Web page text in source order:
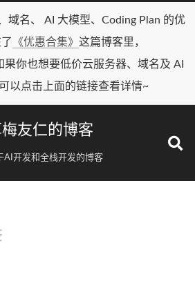
域名、 AI 大模型、Coding Plan 的优
《优惠合集》 这篇博客里，
果你也想要低价云服务器、域名及 AI
以点击上面的链接查看详情~
友仁的博客
AI开发和全栈开发的博客